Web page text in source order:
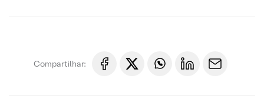
Compartilhar: